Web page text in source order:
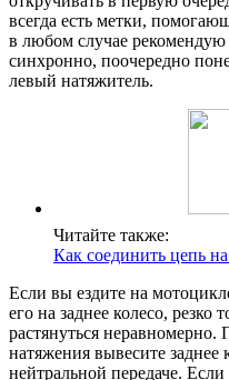
всегда есть метки,
в любом случае рекомендую
синхронно, поочередно
левый натяжитель.
Читайте также:
Как соединить цепь
Если вы ездите на
его на заднее колесо, резко
растянуться неравномерно.
натяжения вывесите заднее
нейтральной передаче.